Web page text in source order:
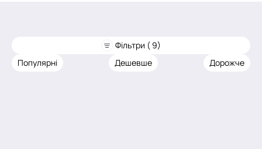
Фільтри ( 9)
Популярні
Дешевше Дорожче